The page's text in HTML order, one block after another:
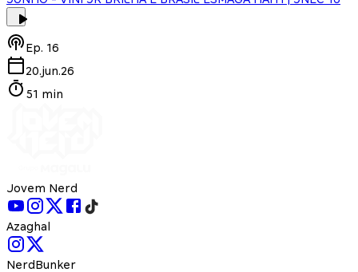
Ep. 16
20.jun.26
51 min
Jovem Nerd
Azaghal
NerdBunker